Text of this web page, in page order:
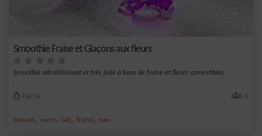
Smoothie Fraise et Glaçons aux fleurs
Smoothie rafraîchissant et très jolie à base de fraise et fleurs comestibles.
Facile 4
banane, sucre, lait, fraise, eau